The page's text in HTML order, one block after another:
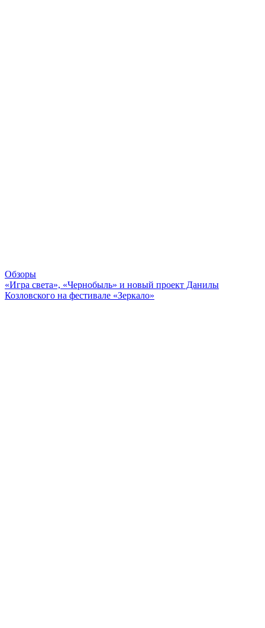
Обзоры
«Игра света», «Чернобыль» и новый проект Данилы
Козловского на фестивале «Зеркало»